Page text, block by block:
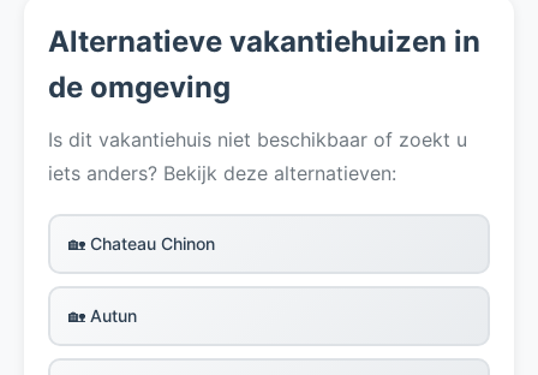
Alternatieve vakantiehuizen in
de omgeving
Is dit vakantiehuis niet beschikbaar of zoekt u
iets anders? Bekijk deze alternatieven:
🏡 Chateau Chinon
🏡 Autun